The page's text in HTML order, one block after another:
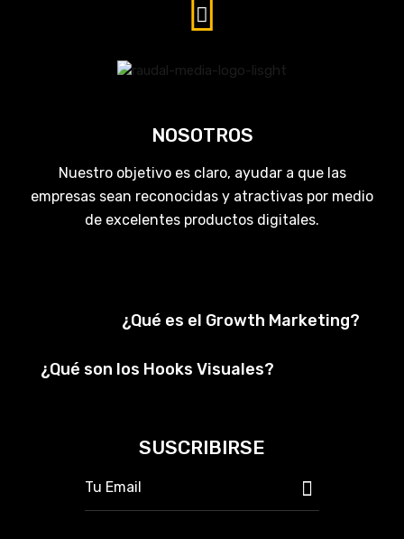
NOSOTROS
Nuestro objetivo es claro, ayudar a que las
empresas sean reconocidas y atractivas por medio
de excelentes productos digitales.
¿Qué es el Growth Marketing?
¿Qué son los Hooks Visuales?
SUSCRIBIRSE